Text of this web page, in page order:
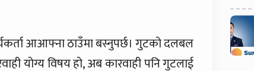
आआफ्ना ठाउँमा बस्नुपर्छ। गुटको दलबल
योग्य विषय हो, अब कारवाही पनि गुटलाई